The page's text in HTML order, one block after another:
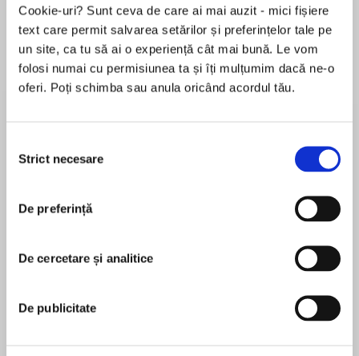
Cookie-uri? Sunt ceva de care ai mai auzit - mici fișiere
text care permit salvarea setărilor și preferințelor tale pe
un site, ca tu să ai o experiență cât mai bună. Le vom
folosi numai cu permisiunea ta și îți mulțumim dacă ne-o
oferi. Poți schimba sau anula oricând acordul tău.
consimțământului
Strict necesare
De preferință
De cercetare și analitice
De publicitate
de...
Dani Francis
la...
Lauren Weisberger Sohn Won-pyung
and bestselling author Dr. Henry Cloud
leverages his expertise of human behavior,
explain how the best leaders set boundaries
with themselves--to improve performance and
increase employee and customer satisfaction.
In a voice that is motivating and inspiring, Dr.
Cloud offers practical advice on how to manage
În acest moment nu există recenzii
pentru această carte